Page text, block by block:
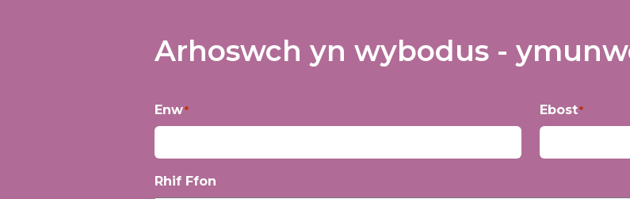
Arhoswch yn wybodus -
Enw*
gyntaf
Ebost*
Rhif Ffon